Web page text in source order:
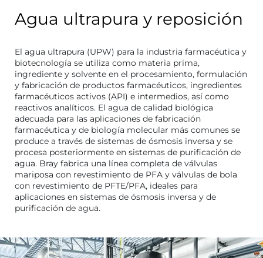
Agua ultrapura y reposición
El agua ultrapura (UPW) para la industria farmacéutica y
biotecnología se utiliza como materia prima,
ingrediente y solvente en el procesamiento, formulación
y fabricación de productos farmacéuticos, ingredientes
farmacéuticos activos (API) e intermedios, así como
reactivos analíticos. El agua de calidad biológica
adecuada para las aplicaciones de fabricación
farmacéutica y de biología molecular más comunes se
produce a través de sistemas de ósmosis inversa y se
procesa posteriormente en sistemas de purificación de
agua. Bray fabrica una línea completa de válvulas
mariposa con revestimiento de PFA y válvulas de bola
con revestimiento de PFTE/PFA, ideales para
aplicaciones en sistemas de ósmosis inversa y de
purificación de agua.